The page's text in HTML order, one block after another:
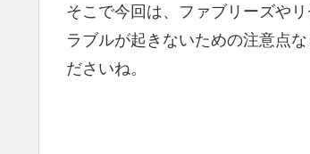
そこで今回は、ファブリーズや
ラブルが起きないための注意点
ださいね。